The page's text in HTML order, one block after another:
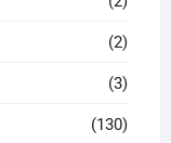
(2)
(3)
(130)